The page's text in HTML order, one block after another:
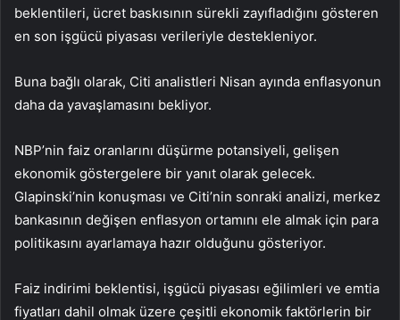
beklentileri, ücret baskısının sürekli zayıfladığını gösteren
en son işgücü piyasası verileriyle destekleniyor.
Buna bağlı olarak, Citi analistleri Nisan ayında enflasyonun
daha da yavaşlamasını bekliyor.
NBP’nin faiz oranlarını düşürme potansiyeli, gelişen
ekonomik göstergelere bir yanıt olarak gelecek.
Glapinski’nin konuşması ve Citi’nin sonraki analizi, merkez
bankasının değişen enflasyon ortamını ele almak için para
politikasını ayarlamaya hazır olduğunu gösteriyor.
Faiz indirimi beklentisi, işgücü piyasası eğilimleri ve emtia
fiyatları dahil olmak üzere çeşitli ekonomik faktörlerin bir